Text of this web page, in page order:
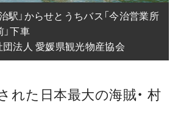
駅」からせとうちバス「今治営業所
」下車
団法人 愛媛県観光物産協会
れた日本最大の海賊・ 村